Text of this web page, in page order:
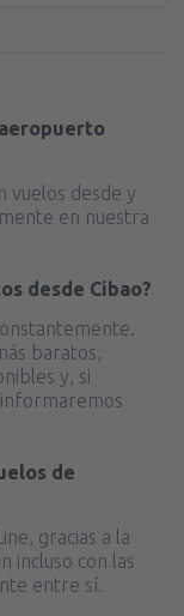
vuelos desde y
en nuestra
desde Cibao?
baratos,
y, si
de
gracias a la
incluso con las
entre sí.